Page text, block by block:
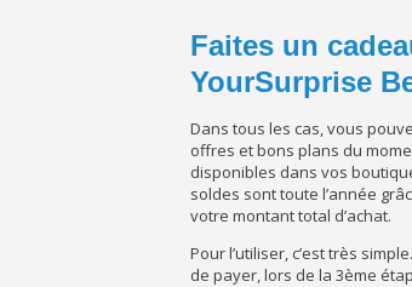
Faites un
YourSurprise
Dans tous les cas, vous
offres et bons plans du
disponibles dans vos
soldes sont toute l’année
votre montant total d’achat.
Pour l’utiliser, c’est très
de payer, lors de la 3ème